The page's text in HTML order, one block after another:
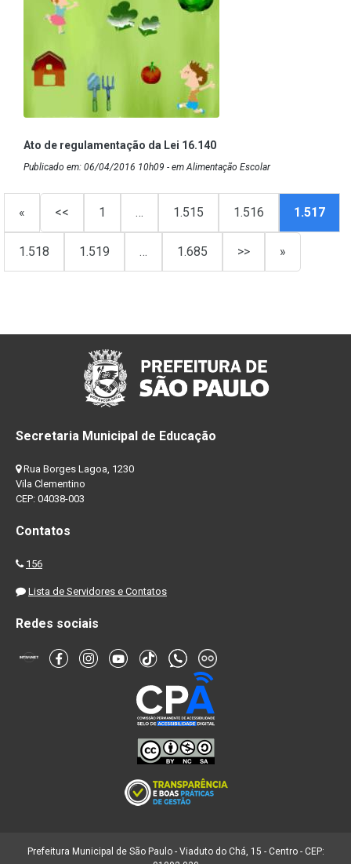
Ato de regulamentação da Lei 16.140
Publicado em: 06/04/2016 10h09 - em Alimentação Escolar
« << 1 … 1.515 1.516 1.517
1.518 1.519 … 1.685 >> »
Secretaria Municipal de Educação
Rua Borges Lagoa, 1230
Vila Clementino
CEP: 04038-003
Contatos
156
Lista de Servidores e Contatos
Redes sociais
Prefeitura Municipal de São Paulo - Viaduto do Chá, 15 - Centro - CEP: